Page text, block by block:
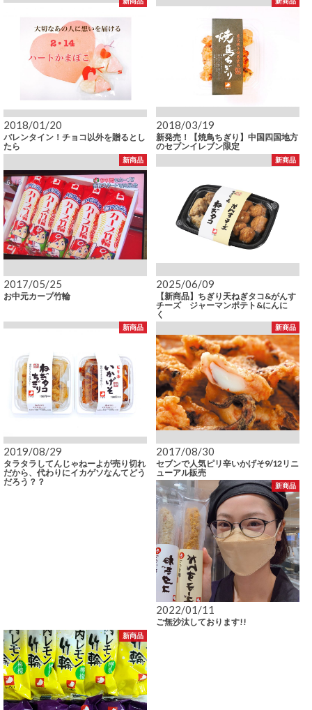
2018/01/20
バレンタイン！チョコ以外を贈るとし
たら
2018/03/19
新発売！【焼鳥ちぎり】中国四国地方
のセブンイレブン限定
新商品
2017/05/25
お中元カープ竹輪
新商品
2025/06/09
【新商品】ちぎり天ねぎタコ&がんす
チーズ ジャーマンポテト&にんに
く
新商品
2019/08/29
タラタラしてんじゃねーよが売り切れ
だから、代わりにイカゲソなんてどう
だろう？？
新商品
2017/08/30
セブンで人気ピリ辛いかげそ9/12リニ
ューアル販売
新商品
2022/01/11
ご無沙汰しております!!
新商品